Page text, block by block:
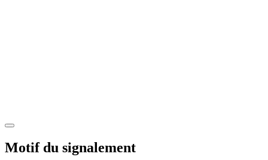
Motif du signalement